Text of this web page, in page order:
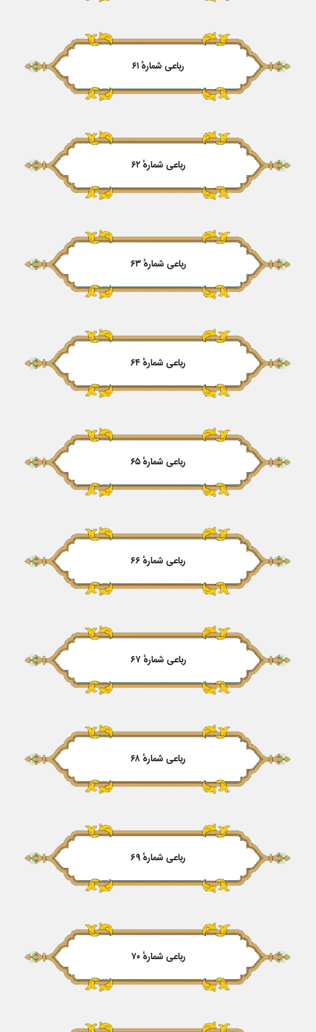
رباعی شمارهٔ ۶۱
رباعی شمارهٔ ۶۲
رباعی شمارهٔ ۶۳
رباعی شمارهٔ ۶۴
رباعی شمارهٔ ۶۵
رباعی شمارهٔ ۶۶
رباعی شمارهٔ ۶۷
رباعی شمارهٔ ۶۸
رباعی شمارهٔ ۶۹
رباعی شمارهٔ ۷۰